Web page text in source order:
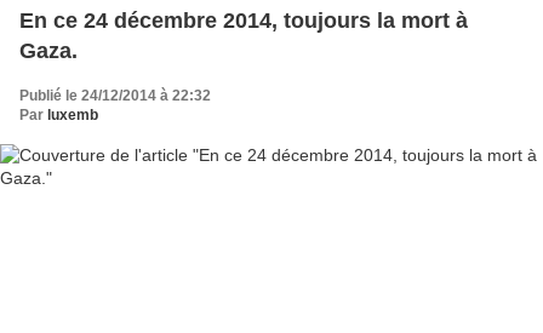
En ce 24 décembre 2014, toujours la mort à
Gaza.
Publié le 24/12/2014 à 22:32
Par luxemb